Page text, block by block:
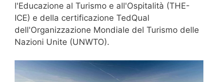
l'Educazione al Turismo e all'Ospitalità (THE-
ICE) e della certificazione TedQual
dell'Organizzazione Mondiale del Turismo delle
Nazioni Unite (UNWTO).